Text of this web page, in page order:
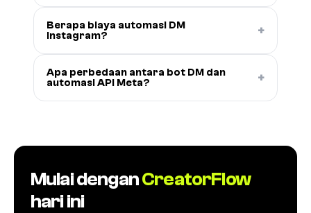
Berapa biaya automasi DM
Instagram?
+
Apa perbedaan antara bot DM dan
automasi API Meta?
+
Mulai denganCreatorFlow
hari ini